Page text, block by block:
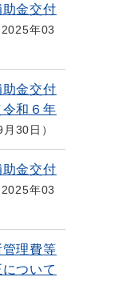
金交付
2025年03
金交付
和６年
30日
金交付
2025年03
理費等
ついて